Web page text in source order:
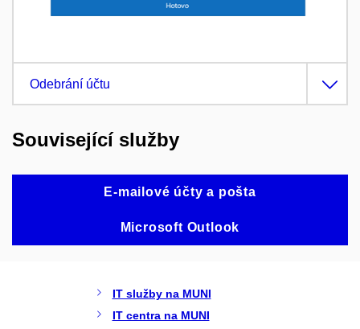
Odebrání účtu
Související služby
E-mailové účty a pošta
Microsoft Outlook
IT služby na MUNI
IT centra na MUNI